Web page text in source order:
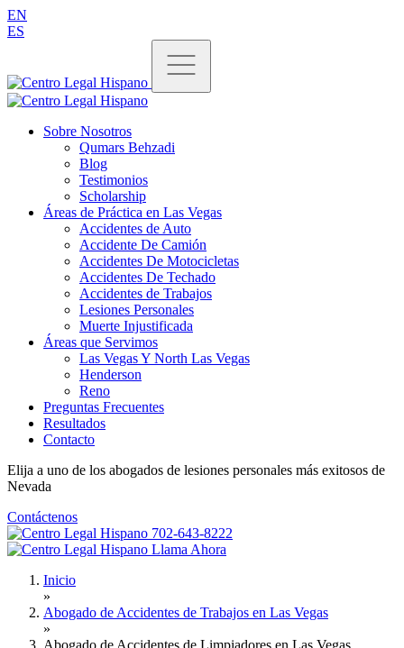
EN
ES
Sobre Nosotros
Qumars Behzadi
Blog
Testimonios
Scholarship
Áreas de Práctica en Las Vegas
Accidentes de Auto
Accidente De Camión
Accidentes De Motocicletas
Accidentes De Techado
Accidentes de Trabajos
Lesiones Personales
Muerte Injustificada
Áreas que Servimos
Las Vegas Y North Las Vegas
Henderson
Reno
Preguntas Frecuentes
Resultados
Contacto
Elija a uno de los abogados de lesiones personales más exitosos de
Nevada
Contáctenos
702-643-8222
Llama Ahora
Inicio
»
Abogado de Accidentes de Trabajos en Las Vegas
»
Abogado de Accidentes de Limpiadores en Las Vegas